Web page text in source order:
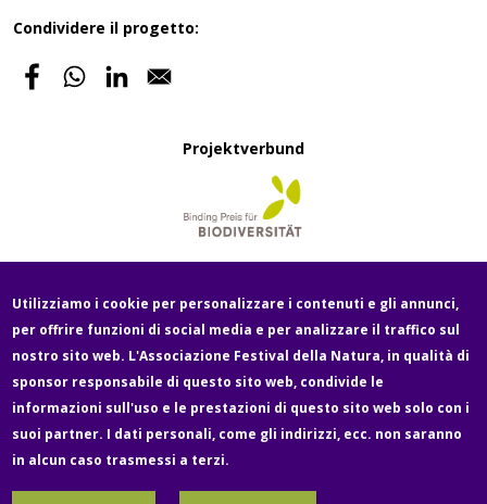
Condividere il progetto:
Projektverbund
Fußzeile
Newsletter Über uns Contatto Media
Legale e protezione dei dati Impressum
Utilizziamo i cookie per personalizzare i contenuti e gli annunci,
per offrire funzioni di social media e per analizzare il traffico sul
nostro sito web. L'Associazione Festival della Natura, in qualità di
sponsor responsabile di questo sito web, condivide le
informazioni sull'uso e le prestazioni di questo sito web solo con i
suoi partner. I dati personali, come gli indirizzi, ecc. non saranno
in alcun caso trasmessi a terzi.